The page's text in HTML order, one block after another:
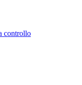
controllo